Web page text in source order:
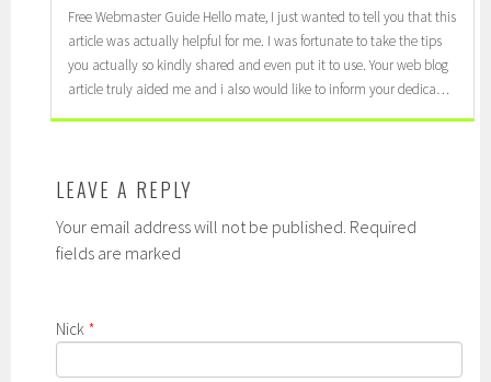
Free Webmaster Guide Hello mate, I just wanted to tell you that this
article was actually helpful for me. I was fortunate to take the tips
you actually so kindly shared and even put it to use. Your web blog
article truly aided me and i also would like to inform your dedica…
LEAVE A REPLY
Your email address will not be published. Required
fields are marked
Nick *